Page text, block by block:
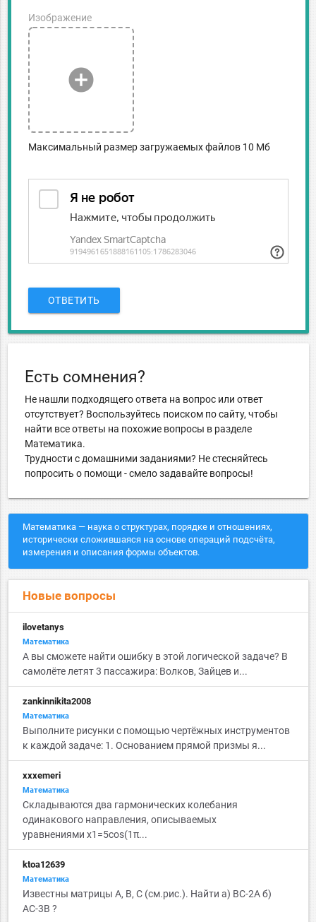
add_circle
Изображение
Максимальный размер загружаемых файлов 10 Мб
ОТВЕТИТЬ
Есть сомнения?
Не нашли подходящего ответа на вопрос или ответ
отсутствует? Воспользуйтесь поиском по сайту, чтобы
найти все ответы на похожие вопросы в разделе
Математика.
Трудности с домашними заданиями? Не стесняйтесь
попросить о помощи - смело задавайте вопросы!
Математика — наука о структурах, порядке и отношениях,
исторически сложившаяся на основе операций подсчёта,
измерения и описания формы объектов.
Новые вопросы
ilovetanys
Математика
А вы сможете найти ошибку в этой логической задаче? В
самолёте летят 3 пассажира: Волков, Зайцев и...
zankinnikita2008
Математика
Выполните рисунки с помощью чертёжных инструментов
к каждой задаче: 1. Основанием прямой призмы я...
xxxemeri
Математика
Складываются два гармонических колебания
одинакового направления, описываемых
уравнениями x1=5cos(1π...
ktoa12639
Математика
Известны матрицы А, B, C (см.рис.). Найти а) BC-2A б)
АС-3B ?